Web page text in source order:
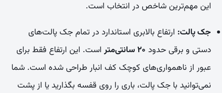
این مهم‌ترین شاخص در انتخاب است.
جک پالت: ارتفاع بالابری استاندارد در تمام جک پالت‌های
دستی و برقی حدود ۲۰ سانتی‌متر
است. این ارتفاع فقط برای
عبور از ناهمواری‌های کوچک کف انبار طراحی شده است. شما
نمی‌توانید با جک پالت، باری را روی قفسه بگذارید یا از پشت